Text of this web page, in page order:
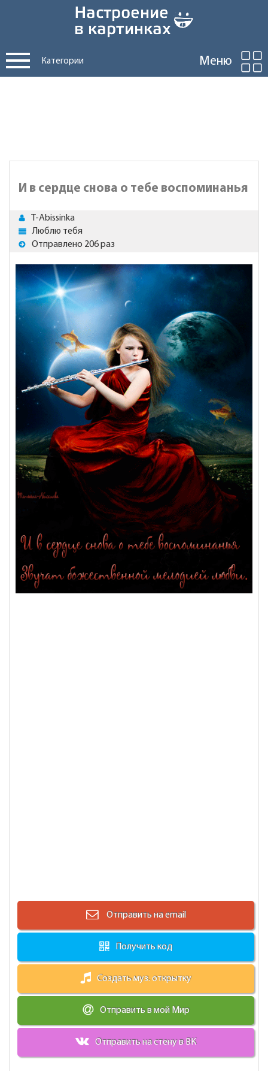
Категории Меню
И в сердце снова о тебе воспоминанья
T-Abissinka
Люблю тебя
Отправлено 206 раз
Отправить на email
Получить код
Создать муз. открытку
Отправить в мой Мир
Отправить на стену в ВК